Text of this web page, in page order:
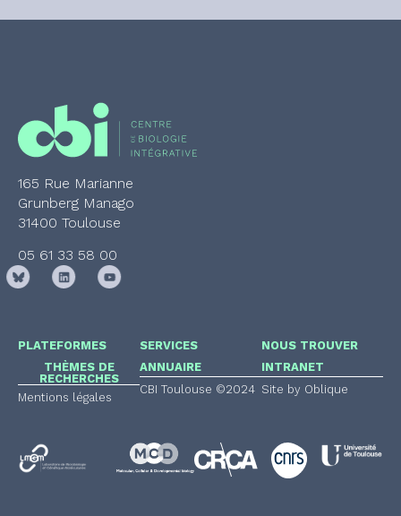
165 Rue Marianne
Grunberg Manago
31400 Toulouse
05 61 33 58 00
PLATEFORMES
THÈMES DE
RECHERCHES
Mentions légales
SERVICES
ANNUAIRE
CBI Toulouse ©2024
NOUS TROUVER
INTRANET
Site by Oblique